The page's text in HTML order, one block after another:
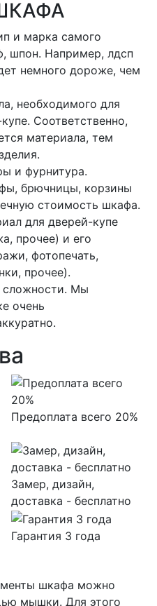
и марка самого
шпон. Например, лдсп
немного дороже, чем
необходимого для
Соответственно,
материала, тем
и фурнитура.
брючницы, корзины
стоимость шкафа.
для дверей-купе
прочее) и его
фотопечать,
прочее).
сложности. Мы
очень
Предоплата всего 20%
Замер, дизайн,
доставка - бесплатно
Гарантия 3 года
шкафа можно
мышки. Для этого